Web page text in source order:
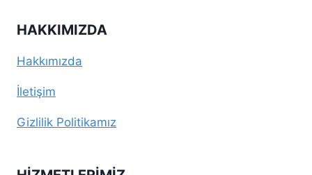
HAKKIMIZDA
Hakkımızda
İletişim
Gizlilik Politikamız